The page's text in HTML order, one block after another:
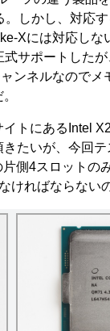
しかし、対応
Xには対応し
サポートした
ンネルなのでメ
トにあるIntel
たいが、今回
側4スロットの
ければならない